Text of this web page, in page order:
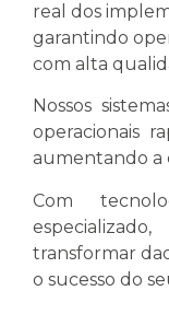
real dos
garantindo
com alta
Nossos
operacionais
aumentando a
Com
transformar
o sucesso do